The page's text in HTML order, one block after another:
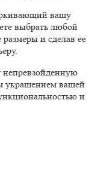
вашу
выбрать любой
и сделав ее
непревзойденную
украшением вашей
и